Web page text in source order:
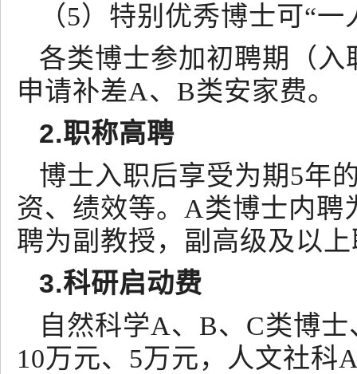
（5）特别优秀博士可“一
各类博士参加初聘期（
申请补差A、B类安家费。
2.职称高聘
博士入职后享受为期5年
资、绩效等。A类博士内聘
聘为副教授，副高级及以
3.科研启动费
自然科学A、B、C类博
10万元、5万元，人文社科